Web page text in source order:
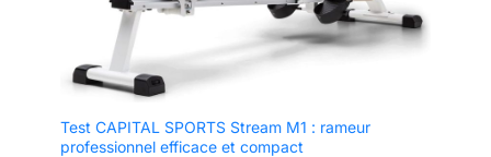
Test CAPITAL SPORTS Stream M1 : rameur
professionnel efficace et compact